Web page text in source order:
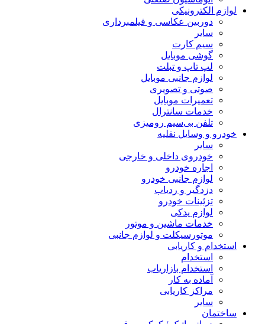
لوازم الکترونیکی
دوربین عکاسی و فیلمبرداری
سایر
سیم کارت
گوشی موبایل
لپ تاپ و تبلت
لوازم جانبی موبایل
صوتی و تصویری
تعمیرات موبایل
خدمات سانترال
تلفن بی‌سیم رومیزی
خودرو و وسایل نقلیه
سایر
خودروی داخلی و خارجی
اجاره خودرو
لوازم جانبی خودرو
دزدگیر و ردیاب
تزئینات خودرو
لوازم یدکی
خدمات ماشین و موتور
موتورسیکلت و لوازم جانبی
استخدام و کاریابی
استخدام
استخدام بازاریاب
آماده به کار
مراکز کاریابی
سایر
ساختمان